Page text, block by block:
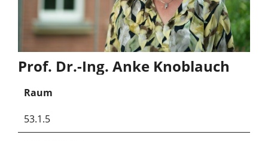
Prof. Dr.-Ing. Anke Knoblauch
Raum
53.1.5